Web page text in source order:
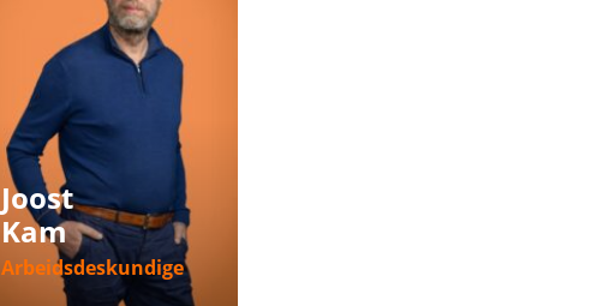
Joost
Kam
Arbeidsdeskundige